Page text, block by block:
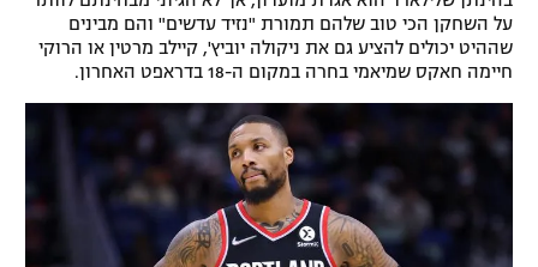
הצטרפות לחבילת הערוצים
לוח דרושים – ג'ובנט
תגיות
על השחקן הכי טוב שלהם תמורת "נזיד עדשים" והם מבינים
שההיט יכולים להציע גם את ניקולה יוביץ', קיילב מרטין או הרוקי
חיימה חאקס שמיאמי בחרה במקום ה-18 בדראפט האחרון.